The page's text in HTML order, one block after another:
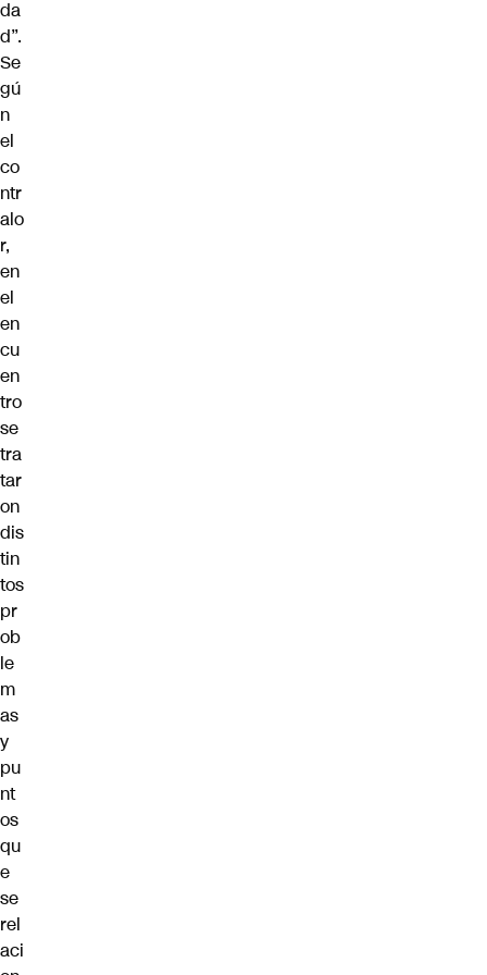
da
d”.
Se
gú
n
el
co
ntr
alo
r,
en
el
en
cu
en
tro
se
tra
tar
on
dis
tin
tos
pr
ob
le
m
as
y
pu
nt
os
qu
e
se
rel
aci